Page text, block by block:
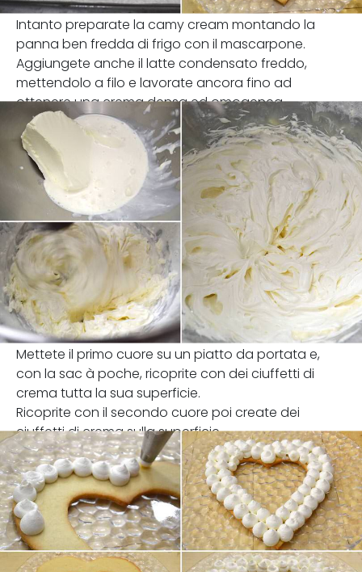
Intanto preparate la camy cream montando la
panna ben fredda di frigo con il mascarpone.
Aggiungete anche il latte condensato freddo,
mettendolo a filo e lavorate ancora fino ad
ottenere una crema densa ed omogenea.
Mettete il primo cuore su un piatto da portata e,
con la sac à poche, ricoprite con dei ciuffetti di
crema tutta la sua superficie.
Ricoprite con il secondo cuore poi create dei
ciuffetti di crema sulla superficie.